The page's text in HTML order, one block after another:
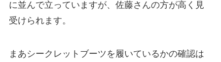
に並んで立っていますが、佐藤さんの方が高く見
受けられます。
まあシークレットブーツを履いているかの確認は